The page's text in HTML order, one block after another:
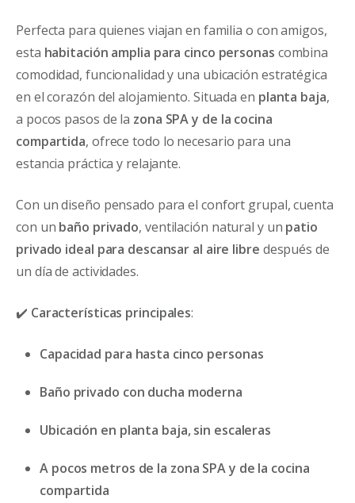
Perfecta para quienes viajan en familia o con amigos,
esta habitación amplia para cinco personas combina
comodidad, funcionalidad y una ubicación estratégica
en el corazón del alojamiento. Situada en planta baja,
a pocos pasos de la zona SPA y de la cocina
compartida, ofrece todo lo necesario para una
estancia práctica y relajante.
Con un diseño pensado para el confort grupal, cuenta
con un baño privado, ventilación natural y un patio
privado ideal para descansar al aire libre después de
un día de actividades.
✔️ Características principales:
Capacidad para hasta cinco personas
Baño privado con ducha moderna
Ubicación en planta baja, sin escaleras
A pocos metros de la zona SPA y de la cocina
compartida